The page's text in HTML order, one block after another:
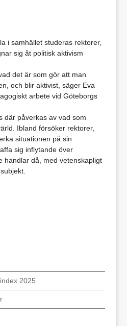
i samhället studeras rektorer,
sig åt politisk aktivism
det är som gör att man
och blir aktivist, säger Eva
arbete vid Göteborgs
där påverkas av vad som
Ibland försöker rektorer,
situationen på sin
sig inflytande över
handlar då, med vetenskapligt
2025